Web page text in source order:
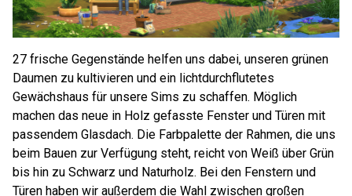
27 frische Gegenstände helfen uns dabei, unseren grünen
Daumen zu kultivieren und ein lichtdurchflutetes
Gewächshaus für unsere Sims zu schaffen. Möglich
machen das neue in Holz gefasste Fenster und Türen mit
passendem Glasdach. Die Farbpalette der Rahmen, die uns
beim Bauen zur Verfügung steht, reicht von Weiß über Grün
bis hin zu Schwarz und Naturholz. Bei den Fenstern und
Türen haben wir außerdem die Wahl zwischen großen